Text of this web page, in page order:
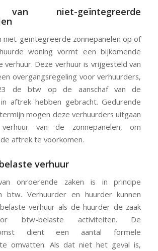
niet-geïntegreerde
niet-geïntegreerde zonnepanelen op of
woning vormt een bijkomende
Deze verhuur is vrijgesteld van
overgangsregeling voor verhuurders,
de btw op de aanschaf van de
in aftrek hebben gebracht. Gedurende
mogen deze verhuurders uitgaan
van de zonnepanelen, om
aftrek te voorkomen.
verhuur
onroerende zaken is in principe
btw. Verhuurder en huurder kunnen
verhuur als de huurder de zaak
btw-belaste activiteiten. De
dient een aantal formele
omvatten. Als dat niet het geval is,